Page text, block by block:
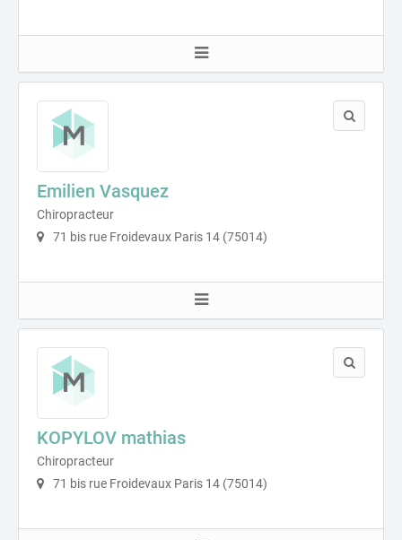
Emilien Vasquez
Chiropracteur
71 bis rue Froidevaux Paris 14 (75014)
KOPYLOV mathias
Chiropracteur
71 bis rue Froidevaux Paris 14 (75014)